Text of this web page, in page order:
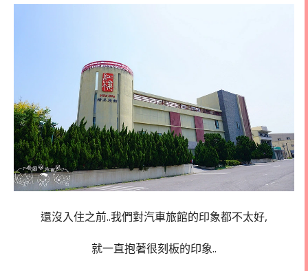
還沒入住之前..我們對汽車旅館的印象都不太好,
就一直抱著很刻板的印象..